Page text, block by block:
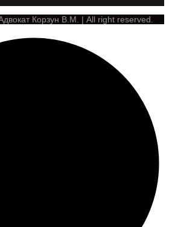
Корзун В.М. | All right reserved.